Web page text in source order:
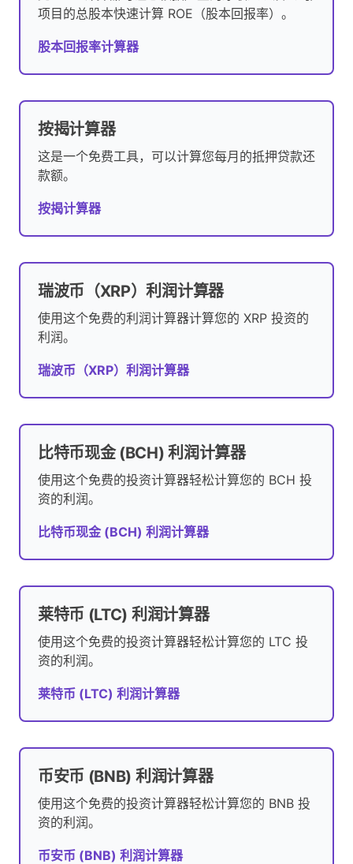
项目的总股本快速计算 ROE（股本回报率）。
股本回报率计算器
按揭计算器
这是一个免费工具，可以计算您每月的抵押贷款还
款额。
按揭计算器
瑞波币（XRP）利润计算器
使用这个免费的利润计算器计算您的 XRP 投资的
利润。
瑞波币（XRP）利润计算器
比特币现金 (BCH) 利润计算器
使用这个免费的投资计算器轻松计算您的 BCH 投
资的利润。
比特币现金 (BCH) 利润计算器
莱特币 (LTC) 利润计算器
使用这个免费的投资计算器轻松计算您的 LTC 投
资的利润。
莱特币 (LTC) 利润计算器
币安币 (BNB) 利润计算器
使用这个免费的投资计算器轻松计算您的 BNB 投
资的利润。
币安币 (BNB) 利润计算器